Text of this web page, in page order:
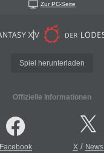
Zur PC-Seite
Spiel herunterladen
Offizielle Informationen
Facebook X/ News